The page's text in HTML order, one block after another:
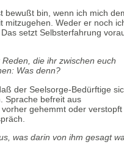
bewußt bin, wenn ich mich
mitzugehen. Weder er noch
setzt Selbsterfahrung
die ihr zwischen euch
Was denn?
der Seelsorge-Bedürftige
Sprache befreit aus
gehemmt oder verstopft
was darin von ihm gesagt